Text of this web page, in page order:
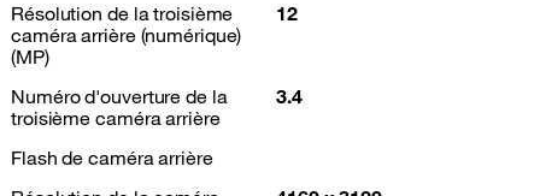
Résolution de la troisième
caméra arrière (numérique)
(MP)
12
Numéro d'ouverture de la
troisième caméra arrière
3.4
Flash de caméra arrière